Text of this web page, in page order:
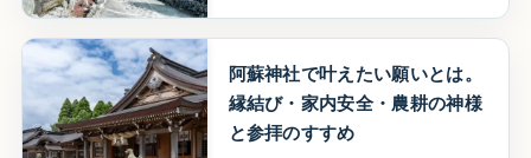
阿蘇神社で叶えたい願いとは。
縁結び・家内安全・農耕の神様
と参拝のすすめ